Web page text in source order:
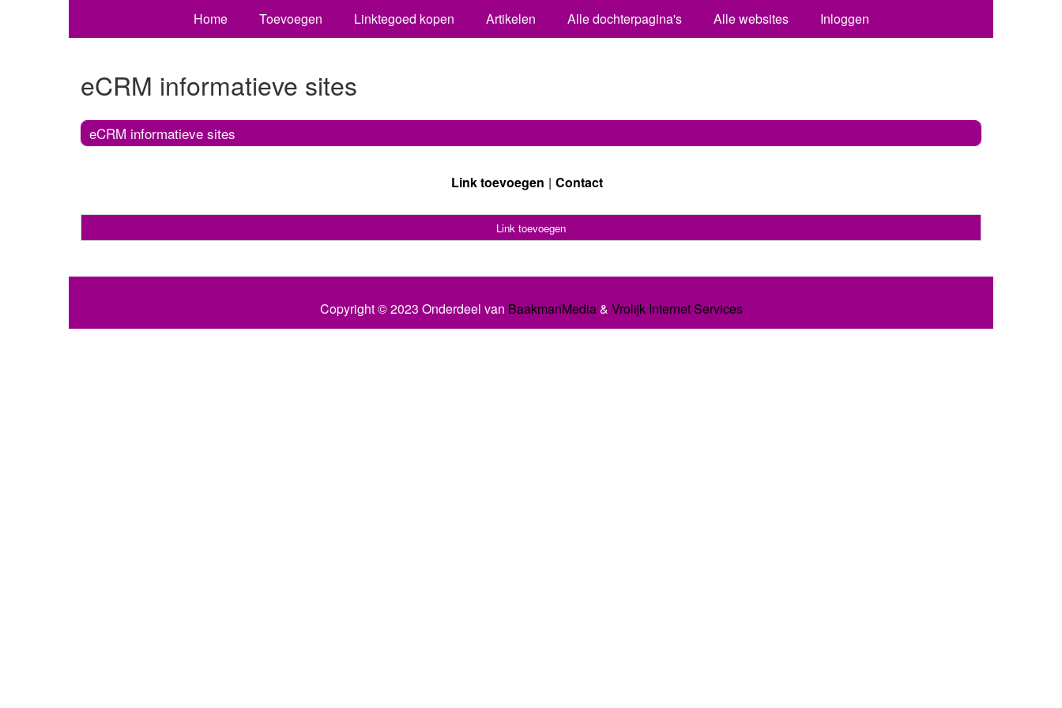
Home Toevoegen Linktegoed kopen Artikelen Alle dochterpagina's Alle websites Inloggen
eCRM informatieve sites
eCRM informatieve sites
Link toevoegen Contact
Link toevoegen
Copyright © 2023 Onderdeel van BaakmanMedia& Vrolijk Internet Services